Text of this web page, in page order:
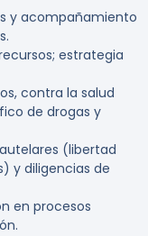
y acompañamiento
estrategia
contra la salud
de drogas y
(libertad
y diligencias de
en procesos